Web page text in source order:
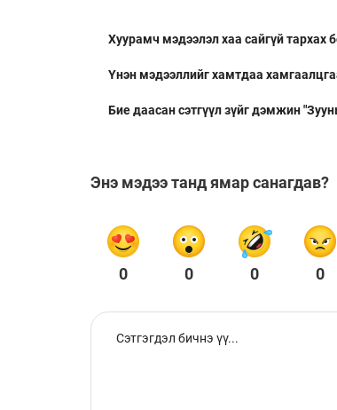
Хуурамч мэдээлэл хаа сайгүй тархах
Үнэн мэдээллийг хамтдаа
Бие даасан сэтгүүл зүйг дэмжин
Энэ мэдээ танд ямар санагдав?
0 0 0 0